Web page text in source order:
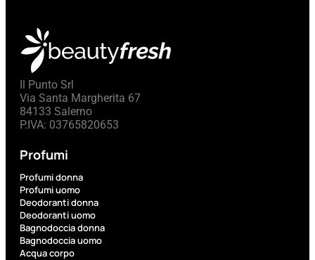
Il Punto Srl
Via Santa Margherita 67
84133 Salerno
P.IVA: 03765820653
Profumi
Profumi donna
Profumi uomo
Deodoranti donna
Deodoranti uomo
Bagnodoccia donna
Bagnodoccia uomo
Acqua corpo